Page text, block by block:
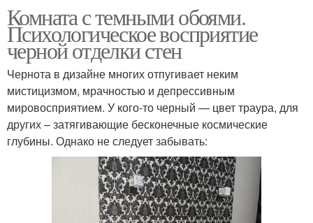
Комната с темными обоями.
Психологическое восприятие
черной отделки стен
Чернота в дизайне многих отпугивает неким
мистицизмом, мрачностью и депрессивным
мировосприятием. У кого-то черный — цвет траура, для
других – затягивающие бесконечные космические
глубины. Однако не следует забывать: